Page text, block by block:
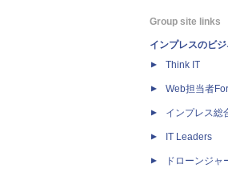
Group site links
インプレスのビ
Think IT
Web担当者
インプレス総
IT Leaders
ドローンジャ